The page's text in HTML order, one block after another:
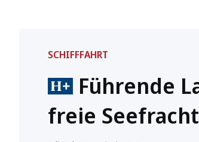
SCHIFFFAHRT
Führende
freie Seefracht